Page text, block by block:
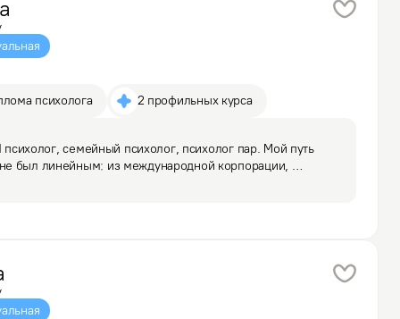
психолога 2 профильных курса
психолог, семейный психолог, психолог пар. Мой путь
был линейным: из международной корпорации,
личные и семейные трудности. Но нам будет что